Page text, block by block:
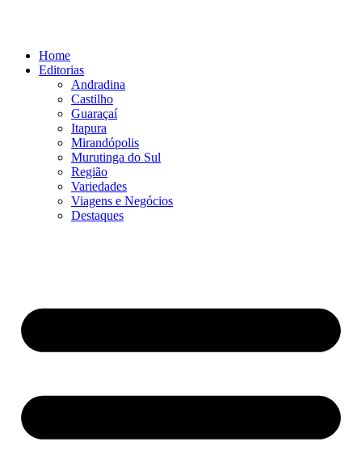
conteúdoHome
Editorias
Andradina
Castilho
Guaraçaí
Itapura
Mirandópolis
Murutinga do Sul
Região
Variedades
Viagens e Negócios
Destaques